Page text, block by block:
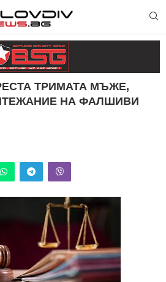
ТРИМАТА МЪЖЕ,
НА ФАЛШИВИ